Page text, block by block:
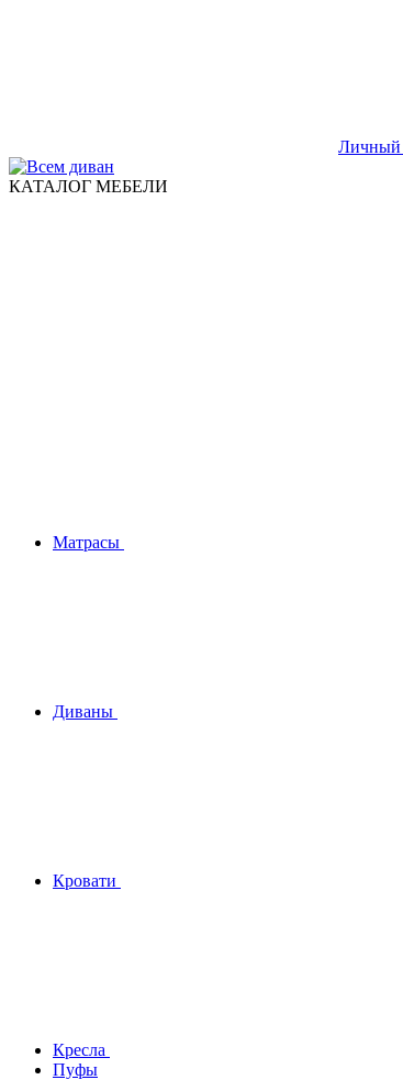
Личный
КАТАЛОГ МЕБЕЛИ
Матрасы
Диваны
Кровати
Кресла
Пуфы